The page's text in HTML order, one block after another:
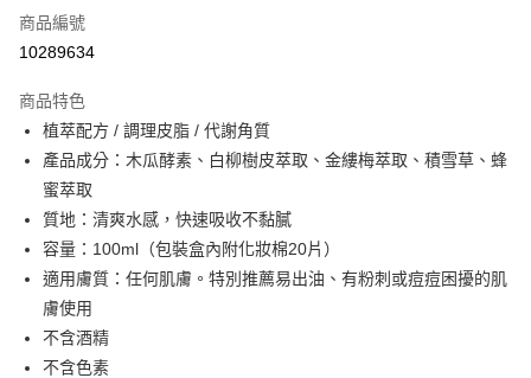
台灣樂天信用卡公司
全家取貨付款
每筆NT$70，滿NT$899(含以上)免運費
每筆NT$70，滿NT$899(含以上)免運費
7-11取貨付款
每筆NT$70，滿NT$899(含以上)免運費
付款後7-11取貨
每筆NT$70，滿NT$899(含以上)免運費
宅配(郵局)
每筆NT$80，滿NT$899(含以上)免運費
商品編號
10289634
商品特色
植萃配方 / 調理皮脂 / 代謝角質
產品成分：木瓜酵素、白柳樹皮萃取、金縷梅萃取、積雪草、蜂
蜜萃取
質地：清爽水感，快速吸收不黏膩
容量：100ml（包裝盒內附化妝棉20片）
適用膚質：任何肌膚。特別推薦易出油、有粉刺或痘痘困擾的肌
膚使用
不含酒精
不含色素